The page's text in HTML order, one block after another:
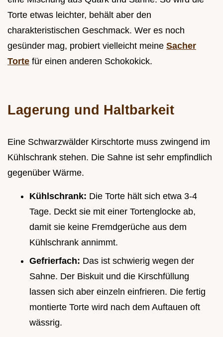
Torte etwas leichter, behält aber den
charakteristischen Geschmack. Wer es noch
gesünder mag, probiert vielleicht meine Sacher
Torte für einen anderen Schokokick.
Lagerung und Haltbarkeit
Eine Schwarzwälder Kirschtorte muss zwingend im
Kühlschrank stehen. Die Sahne ist sehr empfindlich
gegenüber Wärme.
Kühlschrank: Die Torte hält sich etwa 3-4
Tage. Deckt sie mit einer Tortenglocke ab,
damit sie keine Fremdgerüche aus dem
Kühlschrank annimmt.
Gefrierfach: Das ist schwierig wegen der
Sahne. Der Biskuit und die Kirschfüllung
lassen sich aber einzeln einfrieren. Die fertig
montierte Torte wird nach dem Auftauen oft
wässrig.